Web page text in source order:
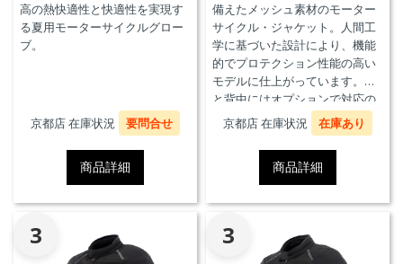
高の熱快適性と快適性を実現す
る夏用モーターサイクルグロー
ブ。
京都店 在庫状況 要問合せ
商品詳細
備えたメッシュ素材のモーター
サイクル・ジャケット。人間工
学に基づいた設計により、機能
的でプロテクション性能の高い
モデルに仕上がっています。胸
と背中にはオプションで対応の
プロテクターを装着することが
できます。また、防水の内ポケ
ット、EN17092クラスA認証、パ
ンツと接続可能なファスナーを
備えています。
京都店 在庫状況 在庫あり
商品詳細
3 3